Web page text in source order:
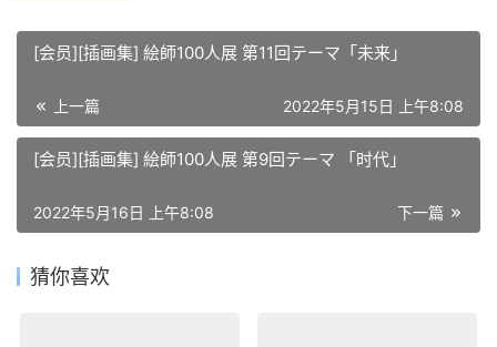
[会员][插画集] 絵師100人展 第11回テーマ「未来」
上一篇 2022年5月15日 上午8:08
[会员][插画集] 絵師100人展 第9回テーマ 「时代」
下一篇
2022年5月16日 上午8:08
猜你喜欢